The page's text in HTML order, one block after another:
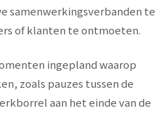
samenwerkingsverbanden te
of klanten te ontmoeten.
ingepland waarop
zoals pauzes tussen de
aan het einde van de